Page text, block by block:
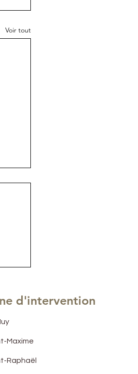
Voir tout
d'intervention
Maxime
Raphaël